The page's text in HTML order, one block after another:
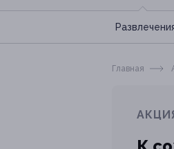
Главная